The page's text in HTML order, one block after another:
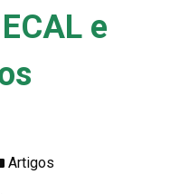
e
Artigos